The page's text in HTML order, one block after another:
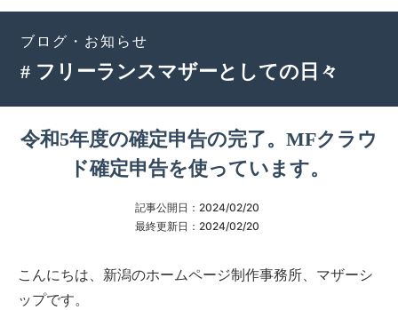
ブログ・お知らせ
# フリーランスマザーとしての日々
令和5年度の確定申告の完了。MFクラウ
ド確定申告を使っています。
記事公開日： 2024/02/20
最終更新日： 2024/02/20
こんにちは、新潟のホームページ制作事務所、マザーシ
ップです。